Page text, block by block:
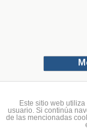
Este sitio web
usuario. Si continúa
de las mencionadas